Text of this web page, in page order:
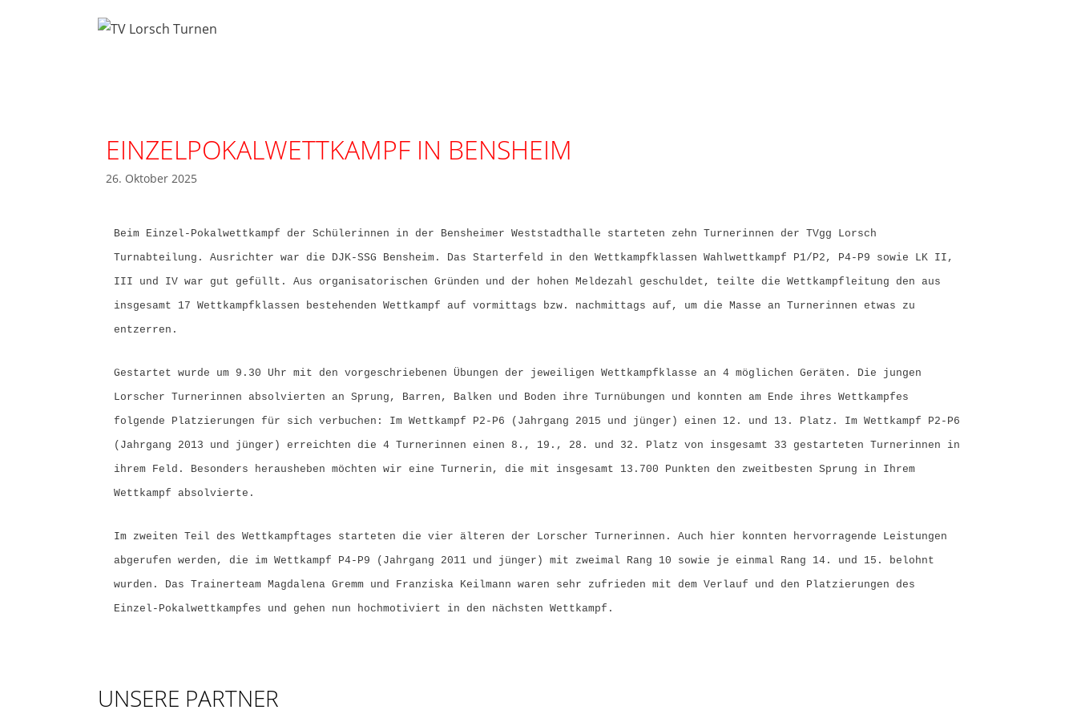
EINZELPOKALWETTKAMPF IN BENSHEIM
26. Oktober 2025
Beim Einzel-Pokalwettkampf der Schülerinnen in der Bensheimer Weststadthalle starteten zehn Turnerinnen der TVgg Lorsch
Turnabteilung. Ausrichter war die DJK-SSG Bensheim. Das Starterfeld in den Wettkampfklassen Wahlwettkampf P1/P2, P4-P9 sowie LK II,
III und IV war gut gefüllt. Aus organisatorischen Gründen und der hohen Meldezahl geschuldet, teilte die Wettkampfleitung den aus
insgesamt 17 Wettkampfklassen bestehenden Wettkampf auf vormittags bzw. nachmittags auf, um die Masse an Turnerinnen etwas zu
entzerren.
Gestartet wurde um 9.30 Uhr mit den vorgeschriebenen Übungen der jeweiligen Wettkampfklasse an 4 möglichen Geräten. Die jungen
Lorscher Turnerinnen absolvierten an Sprung, Barren, Balken und Boden ihre Turnübungen und konnten am Ende ihres Wettkampfes
folgende Platzierungen für sich verbuchen: Im Wettkampf P2-P6 (Jahrgang 2015 und jünger) einen 12. und 13. Platz. Im Wettkampf P2-P6
(Jahrgang 2013 und jünger) erreichten die 4 Turnerinnen einen 8., 19., 28. und 32. Platz von insgesamt 33 gestarteten Turnerinnen in
ihrem Feld. Besonders herausheben möchten wir eine Turnerin, die mit insgesamt 13.700 Punkten den zweitbesten Sprung in Ihrem
Wettkampf absolvierte.
Im zweiten Teil des Wettkampftages starteten die vier älteren der Lorscher Turnerinnen. Auch hier konnten hervorragende Leistungen
abgerufen werden, die im Wettkampf P4-P9 (Jahrgang 2011 und jünger) mit zweimal Rang 10 sowie je einmal Rang 14. und 15. belohnt
wurden. Das Trainerteam Magdalena Gremm und Franziska Keilmann waren sehr zufrieden mit dem Verlauf und den Platzierungen des
Einzel-Pokalwettkampfes und gehen nun hochmotiviert in den nächsten Wettkampf.
UNSERE PARTNER